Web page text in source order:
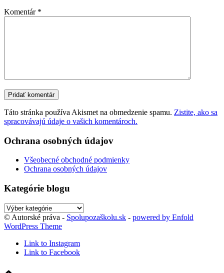
Komentár *
Táto stránka používa Akismet na obmedzenie spamu. Zistite, ako sa
spracovávajú údaje o vašich komentároch.
Ochrana osobných údajov
Všeobecné obchodné podmienky
Ochrana osobných údajov
Kategórie blogu
Kategórie
blogu
© Autorské práva - Spolupozaškolu.sk - powered by Enfold
WordPress Theme
Link to Instagram
Link to Facebook